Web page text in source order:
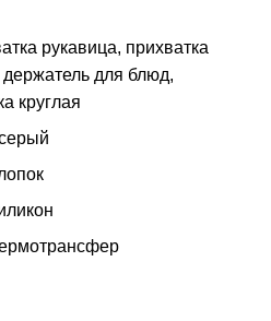
рукавица, прихватка
для блюд,
круглая